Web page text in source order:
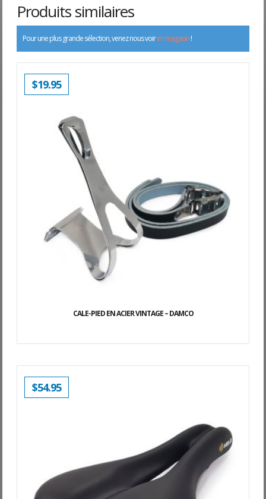
Produits similaires
Pour une plus grande sélection, venez nous voiren magasin!
CALE-PIED EN ACIER VINTAGE – DAMCO
$19.95
$54.95